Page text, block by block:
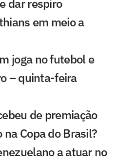
dar respiro
em meio a
joga no futebol e
– quinta-feira
de premiação
Copa do Brasil?
a atuar no